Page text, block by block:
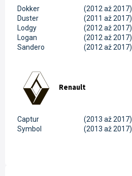
Dokker
(2012 až 2017)
Duster
(2011 až 2017)
Lodgy
(2012 až 2017)
Logan
(2012 až 2017)
Sandero
(2012 až 2017)
Renault
Captur
(2013 až 2017)
Symbol
(2013 až 2017)